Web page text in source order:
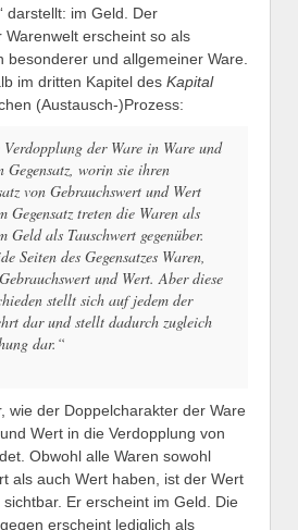
darstellt: im Geld. Der
erscheint so als
besonderer und allgemeiner Ware.
im dritten Kapitel des Kapital
(Austausch-)Prozess:
der Ware in Ware und
Gegensatz, worin sie ihren
von Gebrauchswert und Wert
Gegensatz treten die Waren als
Geld als Tauschwert gegenüber.
Seiten des Gegensatzes Waren,
und Wert. Aber diese
stellt sich auf jedem der
dar und stellt dadurch zugleich
dar.“
wie der Doppelcharakter der Ware
Wert in die Verdopplung von
Obwohl alle Waren sowohl
als auch Wert haben, ist der Wert
Er erscheint im Geld. Die
erscheint lediglich als